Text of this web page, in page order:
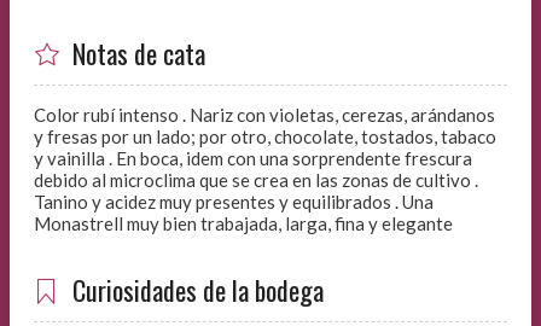
Notas de cata
Color rubí intenso . Nariz con violetas, cerezas, arándanos
y fresas por un lado; por otro, chocolate, tostados, tabaco
y vainilla . En boca, idem con una sorprendente frescura
debido al microclima que se crea en las zonas de cultivo .
Tanino y acidez muy presentes y equilibrados . Una
Monastrell muy bien trabajada, larga, fina y elegante
Curiosidades de la bodega